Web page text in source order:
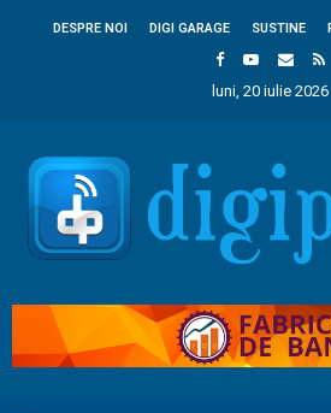
DESPRE NOI DIGI GARAGE SUSTINE
luni, 20 iulie 2026